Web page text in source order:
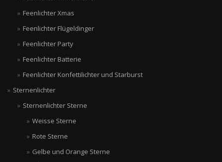
Feenlichter Xmas
Feenlichter Flügeldinger
Feenlichter Party
Feenlichter Batterie
Feenlichter Konfettilichter und Starburst
Sternenlichter
Sternenlichter Sterne
Weisse Sterne
Rote Sterne
Gelbe und Orange Sterne